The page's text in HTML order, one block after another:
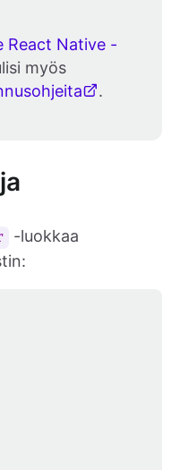
React Native -
myös
.
-luokkaa